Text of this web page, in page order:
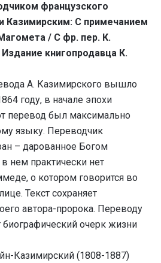
французского
Казимирским: С примечанием
/ С фр. пер. К.
книгопродавца К.
А. Казимирского вышло
году, в начале эпохи
перевод был максимально
языку. Переводчик
– дарованное Богом
нем практически нет
о котором говорится во
Текст сохраняет
автора-пророка. Переводу
биографический очерк жизни
Казимирский (1808-1887)